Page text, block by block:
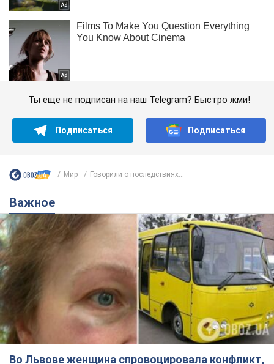
Ты еще не подписан на наш Telegram? Быстро жми!
Подписаться Подписаться
Мир Говорили о последствиях...
Важное
Во Львове женщина спровоцировала конфликт,